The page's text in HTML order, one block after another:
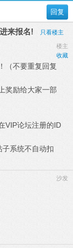
回复
来报名!
只看楼主
楼主
收藏
（不要重复回复
奖励给大家一部
VIP论坛注册的ID
系统不自动扣
沙发